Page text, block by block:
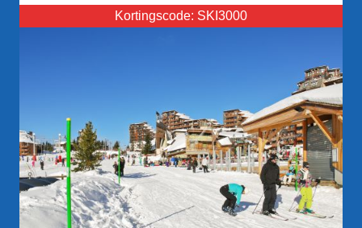
Kortingscode: SKI3000